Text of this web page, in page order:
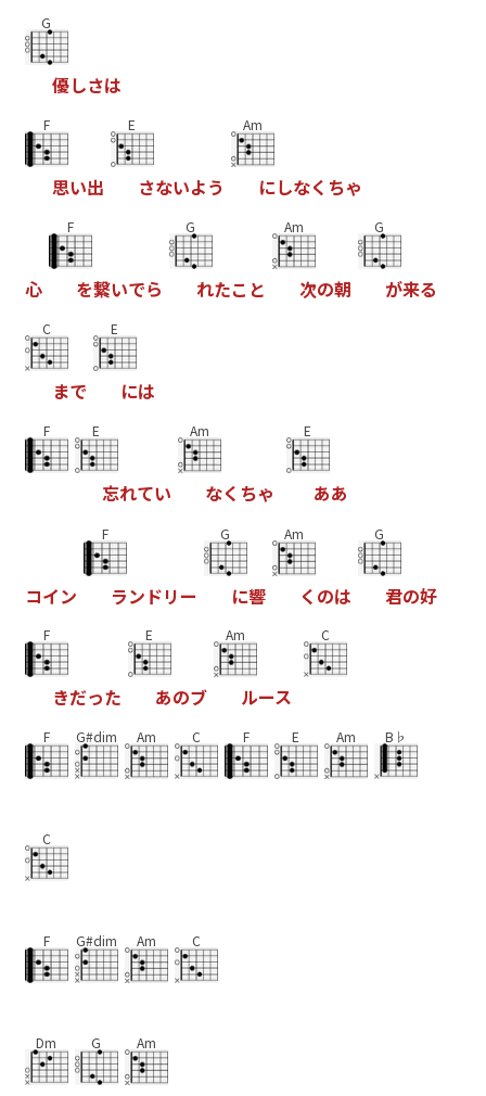
G
優しさは
F
思い出
E
さないよう
Am
にしなく ちゃ
心
F
を繋いでら
G
れたこ と
Am
次の朝
G
が来る
C
まで
E
には
F E
忘れてい
Am
なく ちゃ
E
ああ
コイン
F
ラン ドリー
G
に響
Am
く のは
G
君の好
F
きだった
E
あのブ
Am
ルース
C
F G#dim Am C F E Am B♭
C
F G#dim Am C
Dm G Am